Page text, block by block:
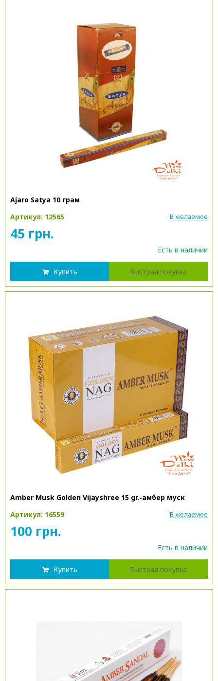
Ajaro Satya 10 грам
Артикул: 12565
В желаемое
45 грн.
Есть в наличии
Купить Быстрая покупка
Amber Musk Golden Vijayshree 15 gr.-амбер муск
Артикул: 16559
В желаемое
100 грн.
Есть в наличии
Купить Быстрая покупка